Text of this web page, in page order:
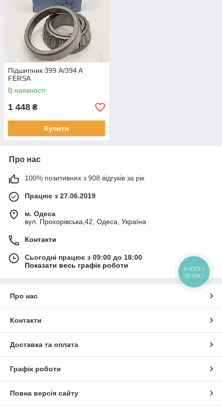
Підшипник 399 A/394 A
FERSA
В наявності
1 448 ₴
Купити
Про нас
100% позитивних з 908 відгуків за рік
Працює з 27.06.2019
м. Одеса
вул. Прохорівська,42, Одеса, Україна
Контакти
Сьогодні працює з 09:00 до 18:00
Показати весь графік роботи
Про нас
Контакти
Доставка та оплата
Графік роботи
Повна версія сайту
КНОПКА
ЗВ'ЯЗКУ